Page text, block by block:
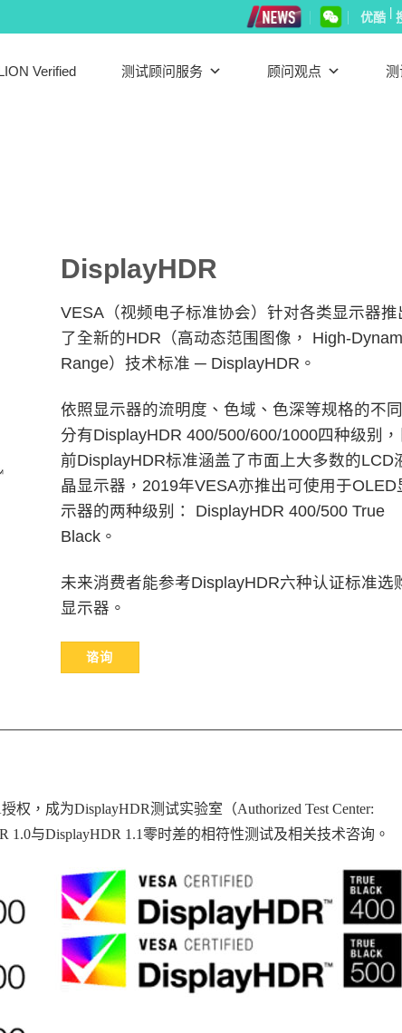
优酷|
Verified 测试顾问服务 顾问观点 测
DisplayHDR
VESA（视频电子标准协会）针对各类显示器推
了全新的HDR（高动态范围图像， High-
Range）技术标准 ─ DisplayHDR。
依照显示器的流明度、色域、色深等规格的不同
分有DisplayHDR 400/500/600/1000四种级别，
前DisplayHDR标准涵盖了市面上大多数的LCD
晶显示器，2019年VESA亦推出可使用于OLED
示器的两种级别： DisplayHDR 400/500 True
Black。
未来消费者能参考DisplayHDR六种认证标准选
显示器。
谘询
，成为DisplayHDR测试实验室（Authorized Test Center:
与DisplayHDR 1.1零时差的相符性测试及相关技术咨询。